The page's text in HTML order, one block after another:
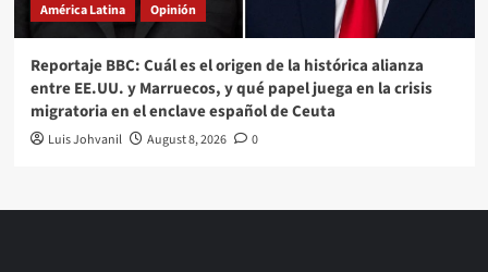
América Latina Opinión
Reportaje BBC: Cuál es el origen de la histórica alianza
entre EE.UU. y Marruecos, y qué papel juega en la crisis
migratoria en el enclave español de Ceuta
Luis Johvanil August 8, 2026 0